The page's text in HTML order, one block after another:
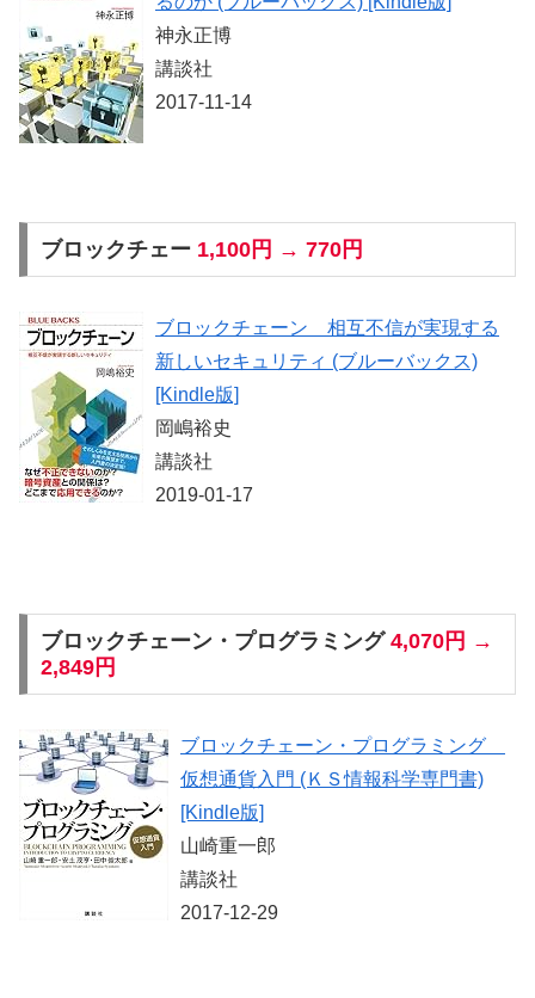
神永正博
講談社
2017-11-14
ブロックチェー 1,100円 → 770円
ブロックチェーン 相互不信が実現する
新しいセキュリティ (ブルーバックス)
[Kindle版]
岡嶋裕史
講談社
2019-01-17
ブロックチェーン・プログラミング 4,070円 →
2,849円
ブロックチェーン・プログラミング
仮想通貨入門 (ＫＳ情報科学専門書)
[Kindle版]
山崎重一郎
講談社
2017-12-29